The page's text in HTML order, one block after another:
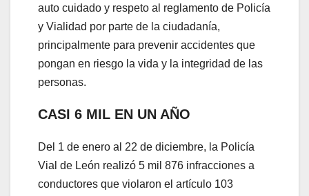
auto cuidado y respeto al reglamento de Policía
y Vialidad por parte de la ciudadanía,
principalmente para prevenir accidentes que
pongan en riesgo la vida y la integridad de las
personas.
CASI 6 MIL EN UN AÑO
Del 1 de enero al 22 de diciembre, la Policía
Vial de León realizó 5 mil 876 infracciones a
conductores que violaron el artículo 103